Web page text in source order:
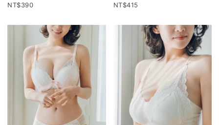
390
415